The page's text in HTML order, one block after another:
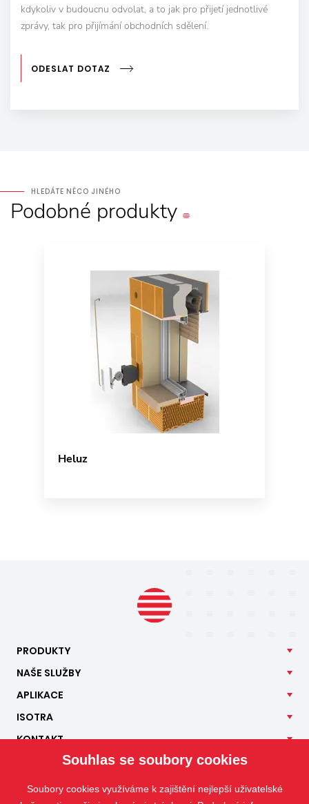
kdykoliv v budoucnu odvolat, a to jak pro přijetí jednotlivé
zprávy, tak pro přijímání obchodních sdělení.
ODESLAT DOTAZ
HLEDÁTE NĚCO JINÉHO
Podobné produkty
Heluz
PRODUKTY
NAŠE SLUŽBY
APLIKACE
ISOTRA
KONTAKT
Souhlas se soubory cookies
Soubory cookies využíváme k zajištění nejlepší uživatelské